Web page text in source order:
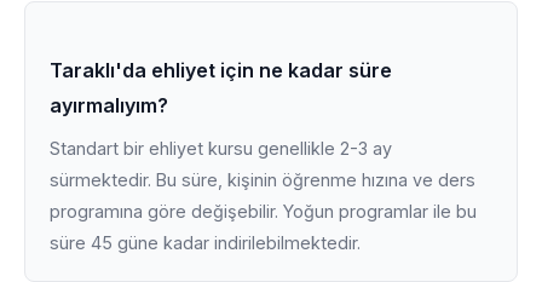
Taraklı'da ehliyet için ne kadar süre
ayırmalıyım?
Standart bir ehliyet kursu genellikle 2-3 ay
sürmektedir. Bu süre, kişinin öğrenme hızına ve ders
programına göre değişebilir. Yoğun programlar ile bu
süre 45 güne kadar indirilebilmektedir.